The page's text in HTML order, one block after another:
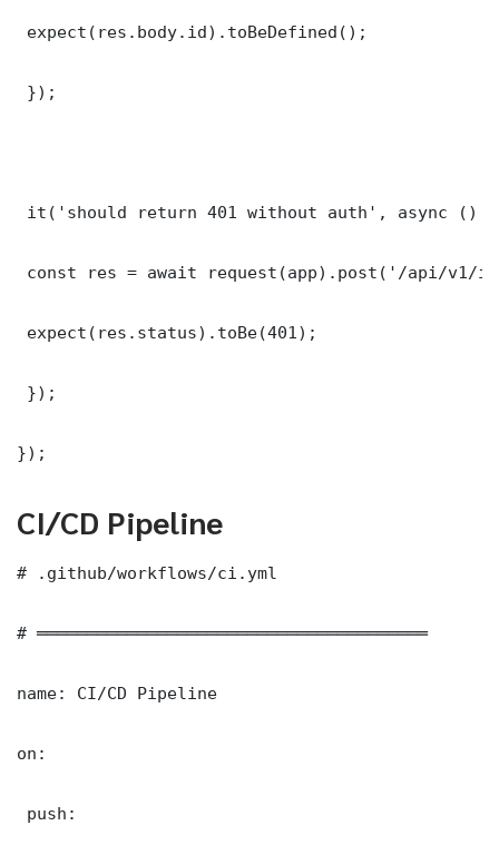
expect(res.body.id).toBeDefined();
});
it('should return 401 without auth', async ()
const res = await request(app).post('/api/v1/
expect(res.status).toBe(401);
});
});
CI/CD Pipeline
# .github/workflows/ci.yml
# ═══════════════════════════════════════
name: CI/CD Pipeline
on:
push: